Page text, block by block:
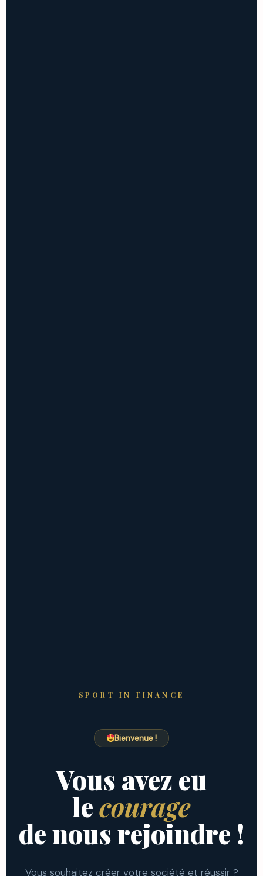
SPORT IN FINANCE
Bienvenue !
Vous avez eu
lecourage
de nous rejoindre !
Vous souhaitez créer votre société et réussir ?